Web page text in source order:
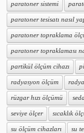
paratoner sistemi
paratoner tesisatı nasıl
paratoner topraklama
paratoner topraklaması
partikül ölçüm cihazı
radyasyon ölçüm
rüzgar hızı ölçümü
seviye ölçer sıcaklık
su ölçüm cihazları su